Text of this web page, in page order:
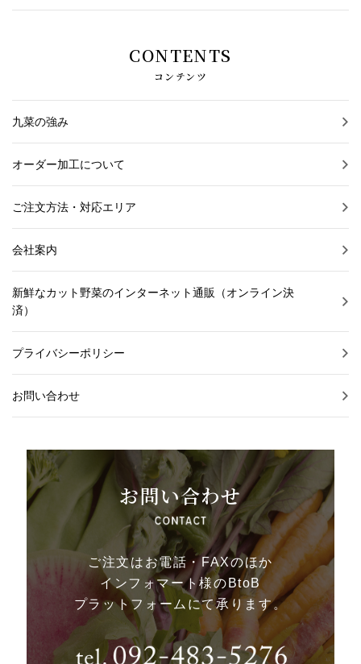
CONTENTS
コンテンツ
九菜の強み
オーダー加工について
ご注文方法・対応エリア
会社案内
新鮮なカット野菜のインターネット通販（オンライン決
済）
プライバシーポリシー
お問い合わせ
お問い合わせ
ご注文はお電話・FAXのほか
インフォマート様のBtoB
プラットフォームにて承ります。